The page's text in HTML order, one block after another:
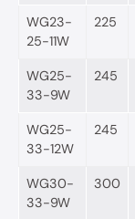
WG23-
25-11W
225
WG25-
33-9W
245
WG25-
33-12W
245
WG30-
33-9W
300